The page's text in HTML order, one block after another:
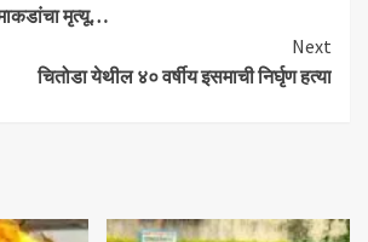
मृत्यू…
Next
चितोडा येथील ४० वर्षीय इसमाची निर्घृण हत्या